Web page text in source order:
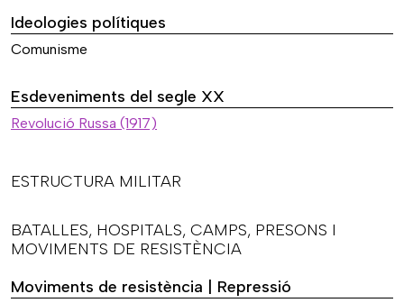
Ideologies polítiques
Comunisme
Esdeveniments del segle XX
Revolució Russa (1917)
ESTRUCTURA MILITAR
BATALLES, HOSPITALS, CAMPS, PRESONS I
MOVIMENTS DE RESISTÈNCIA
Moviments de resistència | Repressió